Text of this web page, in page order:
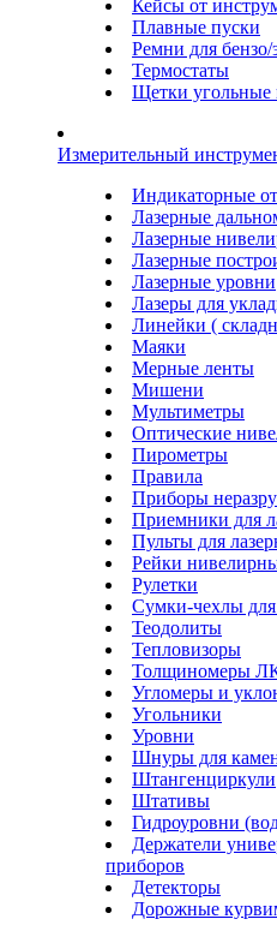
Кейсы от
Плавные пуски
Ремни для бензо/
Термостаты
Щетки угольные
Измерительный
Индикаторные
Лазерные
Лазерные
Лазерные
Лазерные уровни
Лазеры для
Линейки (
Маяки
Мерные ленты
Мишени
Мультиметры
Оптические
Пирометры
Правила
Приборы
Приемники для
Пульты для
Рейки
Рулетки
Сумки-чехлы для
Теодолиты
Тепловизоры
Толщиномеры
Угломеры и
Угольники
Уровни
Шнуры для
Штангенциркули
Штативы
Гидроуровни
Держатели
приборов
Детекторы
Дорожные